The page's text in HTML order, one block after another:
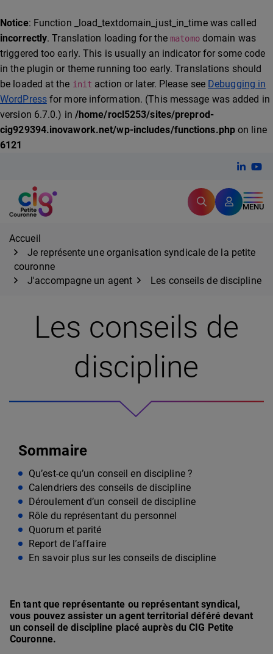
Notice: Function _load_textdomain_just_in_time was called
incorrectly. Translation loading for thematomodomain was
triggered too early. This is usually an indicator for some code
in the plugin or theme running too early. Translations should
be loaded at the init action or later. Please see Debugging in
WordPressfor more information. (This message was added in
version 6.7.0.) in /home/rocl5253/sites/preprod-
cig929394.inovawork.net/wp-includes/functions.phpon line
6121
contenu
CIG Petite Couronne RechercherMENU
CIG Petite Couronne
Expertise et proximité pour
les grands défis RH,
aujourd'hui et demain.
FERMER
Accueil
Je représente une organisation syndicale de la petite
couronne
J'accompagne un agent
Les conseils de discipline
Les conseils de
discipline
Sommaire
Qu’est-ce qu’un conseil en discipline ?
Calendriers des conseils de discipline
Déroulement d’un conseil de discipline
Rôle du représentant du personnel
Quorum et parité
Report de l’affaire
En savoir plus sur les conseils de discipline
En tant que représentante ou représentant syndical,
vous pouvez assister un agent territorial déféré devant
un conseil de discipline placé auprès du CIG Petite
Couronne.